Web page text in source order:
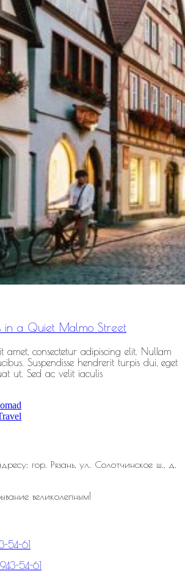
in a Quiet Malmo Street
amet, consectetur adipiscing elit. Nullam
Suspendisse hendrerit turpis dui, eget
ut. Sed ac velit iaculis
гор. Рязань, ул. Солотчинское ш., д.
великолепным!
54-61
54-61